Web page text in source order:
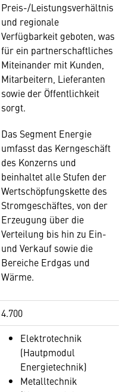
Preis-/Leistungsverhältnis
und regionale
Verfügbarkeit geboten, was
für ein partnerschaftliches
Miteinander mit Kunden,
Mitarbeitern, Lieferanten
sowie der Öffentlichkeit
sorgt.
Das Segment Energie
umfasst das Kerngeschäft
des Konzerns und
beinhaltet alle Stufen der
Wertschöpfungskette des
Stromgeschäftes, von der
Erzeugung über die
Verteilung bis hin zu Ein-
und Verkauf sowie die
Bereiche Erdgas und
Wärme.
4.700
Elektrotechnik
(Hautpmodul
Energietechnik)
Metalltechnik